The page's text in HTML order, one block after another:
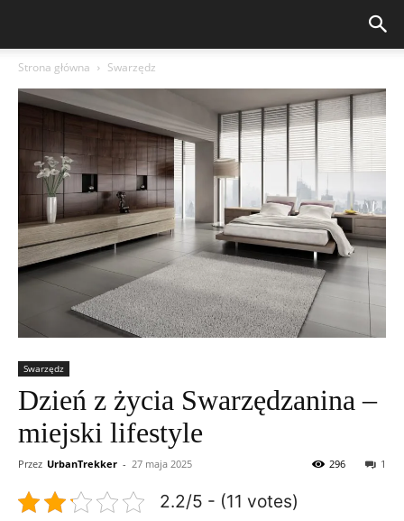
Strona główna Swarzędz
Swarzędz
Dzień z życia Swarzędzanina –
miejski lifestyle
Przez UrbanTrekker - 27 maja 2025 1
296
2.2/5 - (11 votes)